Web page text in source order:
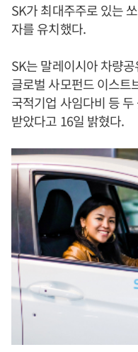
SK가 최대주주로 있는
자를 유치했다.
SK는 말레이시아 차량
글로벌 사모펀드 이스트
국적기업 사임다비 등
받았다고 16일 밝혔다.